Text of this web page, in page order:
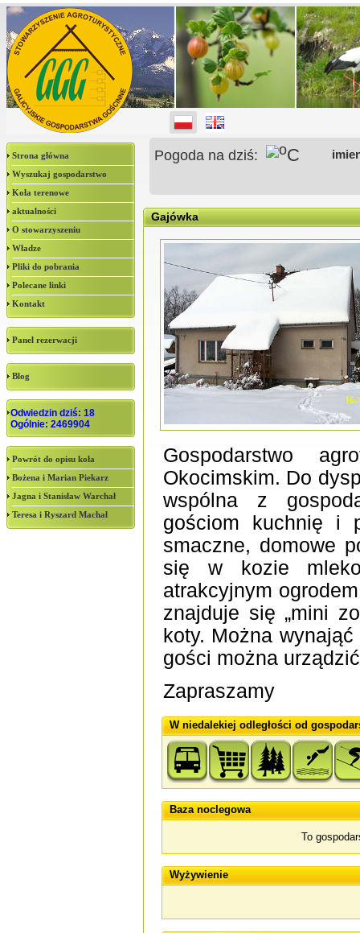
Strona główna
Wyszukaj gospodarstwo
Koła terenowe
aktualności
O stowarzyszeniu
Władze
Pliki do pobrania
Polecane linki
Kontakt
Panel rezerwacji
Blog
Odwiedzin dziś: 18
Ogólnie: 2469904
Powrót do opisu koła
Bożena i Marian Piekarz
Jagna i Stanisław Warchał
Teresa i Ryszard Machał
Pogoda na dziś: oC
Gajówka
Gospodarstwo
Okocimskim. Do
wspólna z
gościom kuchnię i
smaczne, domowe
się w kozie
atrakcyjnym
znajduje się „mini
koty. Można
gości można
Zapraszamy
W niedalekiej odległości od
Baza noclegowa
To
Wyżywienie